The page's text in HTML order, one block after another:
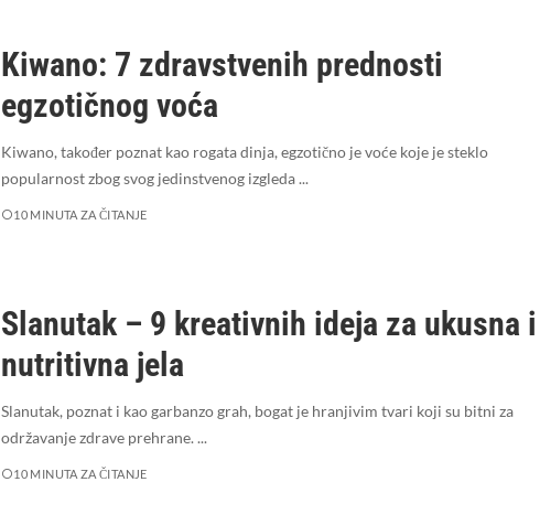
Kiwano: 7 zdravstvenih prednosti
egzotičnog voća
Kiwano, također poznat kao rogata dinja, egzotično je voće koje je steklo
popularnost zbog svog jedinstvenog izgleda...
10 MINUTA ZA ČITANJE
Slanutak – 9 kreativnih ideja za ukusna i
nutritivna jela
Slanutak, poznat i kao garbanzo grah, bogat je hranjivim tvari koji su bitni za
održavanje zdrave prehrane. ...
10 MINUTA ZA ČITANJE